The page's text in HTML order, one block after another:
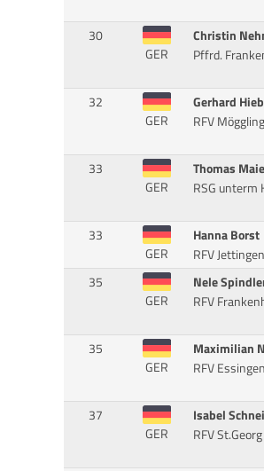
30
GER
Christin
Pffrd.
32
GER
Gerhard
RFV
33
GER
Thomas
RSG unterm
33
GER
Hanna Borst
RFV
35
GER
Nele
RFV
35
GER
Maximilian
RFV Essingen
37
GER
Isabel
RFV